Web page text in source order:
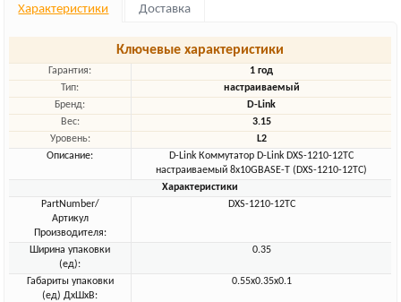
Характеристики Доставка
Ключевые характеристики
Гарантия:
1 год
Тип:
настраиваемый
Бренд:
D-Link
Вес:
3.15
Уровень:
L2
Описание:
D-Link Коммутатор D-Link DXS-1210-12TC
настраиваемый 8x10GBASE-T (DXS-1210-12TC)
Характеристики
PartNumber/
Артикул
Производителя:
DXS-1210-12TC
Ширина упаковки
(ед):
0.35
Габариты упаковки
(ед) ДхШхВ:
0.55x0.35x0.1